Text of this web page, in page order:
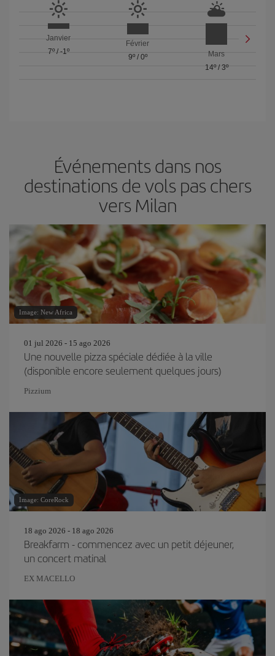
Janvier
7º/ -1º
Février
9º/ 0º
Mars
14º/ 3º
Événements dans nos
destinations de vols pas chers
vers Milan
Image: New Africa
01 jul 2026 - 15 ago 2026
Une nouvelle pizza spéciale dédiée à la ville
(disponible encore seulement quelques jours)
Pizzium
Image: CoreRock
18 ago 2026 - 18 ago 2026
Breakfarm - commencez avec un petit déjeuner,
un concert matinal
EX MACELLO